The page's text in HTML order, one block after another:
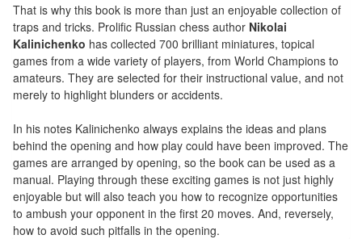
Livres
en
anglais
Livres
en
français
Tables
Accessoires
That is why this book is more than just an enjoyable collection of
traps and tricks. Prolific Russian chess author Nikolai
Kalinichenko has collected 700 brilliant miniatures, topical
games from a wide variety of players, from World Champions to
amateurs. They are selected for their instructional value, and not
merely to highlight blunders or accidents.
In his notes Kalinichenko always explains the ideas and plans
behind the opening and how play could have been improved. The
games are arranged by opening, so the book can be used as a
manual. Playing through these exciting games is not just highly
enjoyable but will also teach you how to recognize opportunities
to ambush your opponent in the first 20 moves. And, reversely,
how to avoid such pitfalls in the opening.